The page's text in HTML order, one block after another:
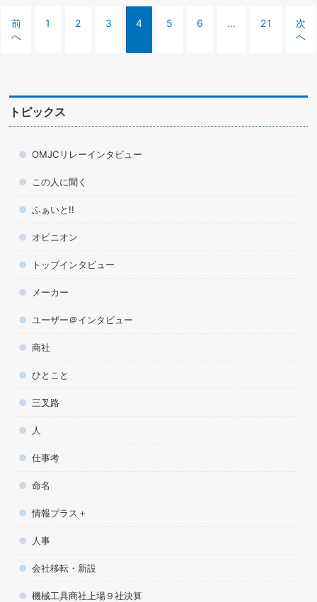
前
へ
1 2 3 4 5 6 … 21
次
へ
トピックス
OMJCリレーインタビュー
この人に聞く
ふぁいと!!
オピニオン
トップインタビュー
メーカー
ユーザー＠インタビュー
商社
ひとこと
三叉路
人
仕事考
命名
情報プラス＋
人事
会社移転・新設
機械工具商社上場９社決算